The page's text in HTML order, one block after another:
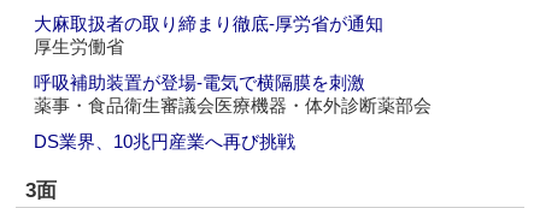
大麻取扱者の取り締まり徹底‐厚労省が通知
厚生労働省
呼吸補助装置が登場‐電気で横隔膜を刺激
薬事・食品衛生審議会医療機器・体外診断薬部会
DS業界、10兆円産業へ再び挑戦
3面